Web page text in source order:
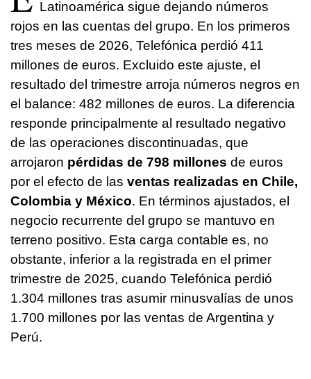
Latinoamérica sigue dejando números
rojos en las cuentas del grupo. En los primeros
tres meses de 2026, Telefónica perdió 411
millones de euros. Excluido este ajuste, el
resultado del trimestre arroja números negros en
el balance: 482 millones de euros. La diferencia
responde principalmente al resultado negativo
de las operaciones discontinuadas, que
arrojaron pérdidas de 798 millones de euros
por el efecto de las ventas realizadas en Chile,
Colombia y México. En términos ajustados, el
negocio recurrente del grupo se mantuvo en
terreno positivo. Esta carga contable es, no
obstante, inferior a la registrada en el primer
trimestre de 2025, cuando Telefónica perdió
1.304 millones tras asumir minusvalías de unos
1.700 millones por las ventas de Argentina y
Perú.